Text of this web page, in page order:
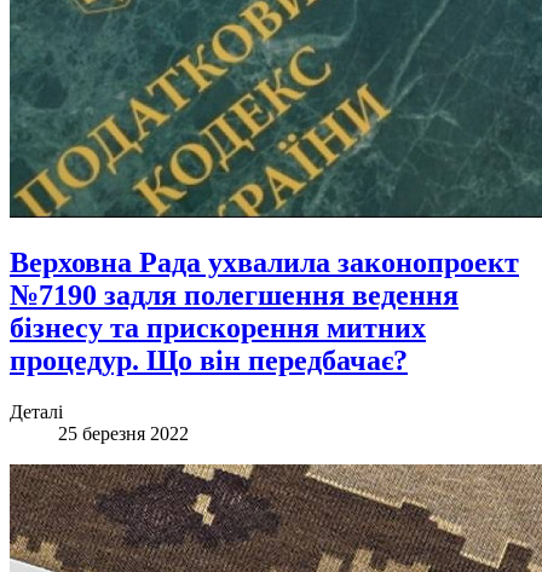
Верховна Рада ухвалила законопроект
№7190 задля полегшення ведення
бізнесу та прискорення митних
процедур. Що він передбачає?
Деталі
25 березня 2022